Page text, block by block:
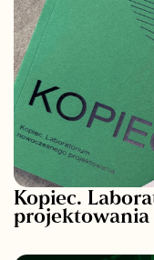
Kopiec.
projektowania